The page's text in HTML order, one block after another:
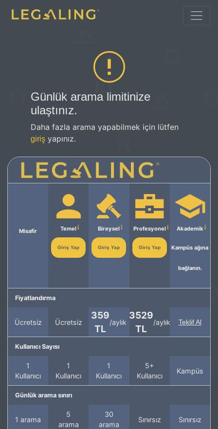
Günlük arama limitinize
ulaştınız.
Daha fazla arama yapabilmek için lütfen
giriş yapınız.
Misafir Temel
Giriş Yap
Bireysel
Giriş Yap
Profesyonel
Giriş Yap
Akademik
Kampüs ağına
bağlanın.
Fiyatlandırma
Ücretsiz Ücretsiz
359
TL
/aylık
3529
TL
/aylık Teklif Al
Kullanıcı Sayısı
1
Kullanıcı
1
Kullanıcı
1
Kullanıcı
5+
Kullanıcı
Kampüs
Günlük arama sınırı
1 arama
5
arama
30
arama
Sınırsız Sınırsız